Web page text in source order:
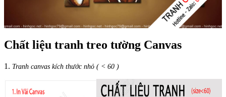
Chất liệu tranh treo tường Canvas
1. Tranh canvas kích thước nhỏ ( < 60 )